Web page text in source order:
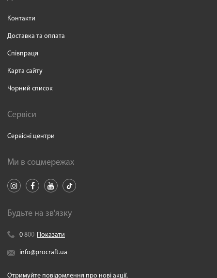
Контакти
Доставка та оплата
Співпраця
Карта сайту
Чорний список
Сервіси
Сервісні центри
Ми в соцмережах
Будьте на зв'язку
0 800 Показати
info@procraft.ua
Отримуйте повідомлення про нові акції,